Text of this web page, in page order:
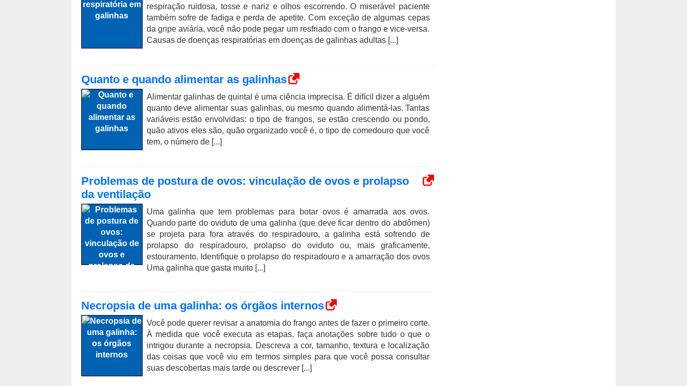
respiração ruidosa, tosse e nariz e olhos escorrendo. O miserável paciente
também sofre de fadiga e perda de apetite. Com exceção de algumas cepas
da gripe aviária, você não pode pegar um resfriado com o frango e vice-versa.
Causas de doenças respiratórias em doenças de galinhas adultas [...]
Quanto e quando alimentar as galinhas
Alimentar galinhas de quintal é uma ciência imprecisa. É difícil dizer a alguém
quanto deve alimentar suas galinhas, ou mesmo quando alimentá-las. Tantas
variáveis ​​estão envolvidas: o tipo de frangos, se estão crescendo ou pondo,
quão ativos eles são, quão organizado você é, o tipo de comedouro que você
tem, o número de [...]
Problemas de postura de ovos: vinculação de ovos e prolapso
da ventilação
Uma galinha que tem problemas para botar ovos é amarrada aos ovos.
Quando parte do oviduto de uma galinha (que deve ficar dentro do abdômen)
se projeta para fora através do respiradouro, a galinha está sofrendo de
prolapso do respiradouro, prolapso do oviduto ou, mais graficamente,
estouramento. Identifique o prolapso do respiradouro e a amarração dos ovos
Uma galinha que gasta muito [...]
Necropsia de uma galinha: os órgãos internos
Você pode querer revisar a anatomia do frango antes de fazer o primeiro corte.
À medida que você executa as etapas, faça anotações sobre tudo o que o
intrigou durante a necropsia. Descreva a cor, tamanho, textura e localização
das coisas que você viu em termos simples para que você possa consultar
suas descobertas mais tarde ou descrever [...]